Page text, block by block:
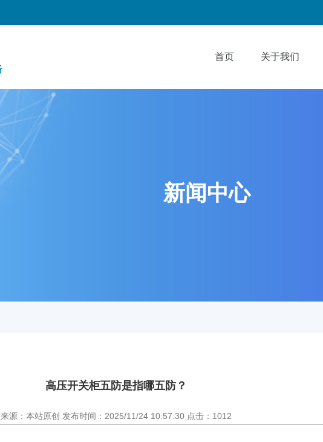
首页 关于我们
新闻中心
高压开关柜五防是指哪五防？
来源：本站原创 发布时间：2025/11/24 10:57:30 点击：1012